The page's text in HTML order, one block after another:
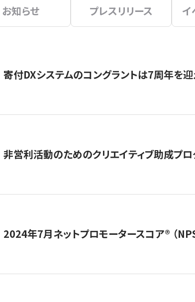
お知らせ プレスリリース イ
寄付DXシステムのコングラントは7周年を迎
非営利活動のためのクリエイティブ助成プ
2024年7月ネットプロモータースコア®︎ （